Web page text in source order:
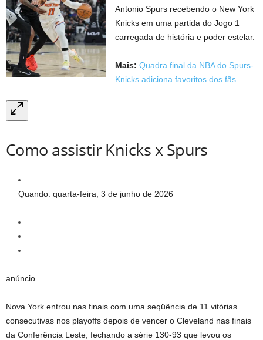
Antonio Spurs recebendo o New York
Knicks em uma partida do Jogo 1
carregada de história e poder estelar.
Mais: Quadra final da NBA do Spurs-
Knicks adiciona favoritos dos fãs
Como assistir Knicks x Spurs
Quando: quarta-feira, 3 de junho de 2026
anúncio
Nova York entrou nas finais com uma seqüência de 11 vitórias
consecutivas nos playoffs depois de vencer o Cleveland nas finais
da Conferência Leste, fechando a série 130-93 que levou os